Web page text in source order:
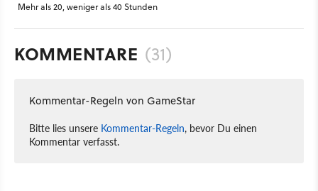
Mehr als 20, weniger als 40 Stunden
KOMMENTARE (31)
Kommentar-Regeln von GameStar
Bitte lies unsere Kommentar-Regeln, bevor Du einen
Kommentar verfasst.